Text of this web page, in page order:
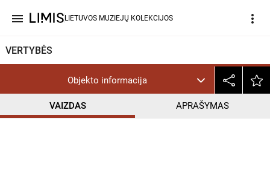
menu LIETUVOS MUZIEJŲ KOLEKCIJOS more_vert
VERTYBĖS
Objekto informacija
VAIZDAS APRAŠYMAS